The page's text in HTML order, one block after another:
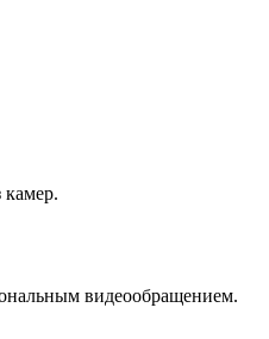
камер.
видеообращением.